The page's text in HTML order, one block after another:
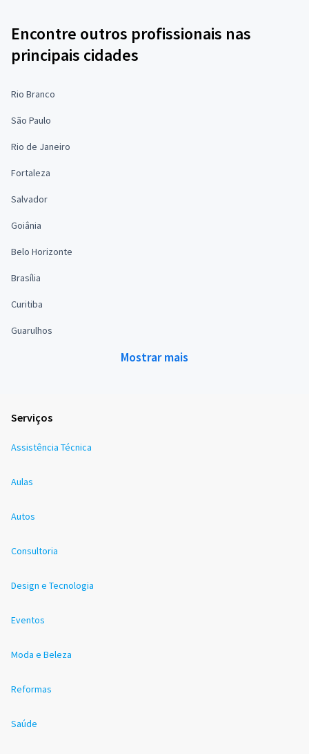
Encontre outros profissionais nas
principais cidades
Rio Branco
São Paulo
Rio de Janeiro
Fortaleza
Salvador
Goiânia
Belo Horizonte
Brasília
Curitiba
Guarulhos
Mostrar mais
Serviços
Assistência Técnica
Aulas
Autos
Consultoria
Design e Tecnologia
Eventos
Moda e Beleza
Reformas
Saúde